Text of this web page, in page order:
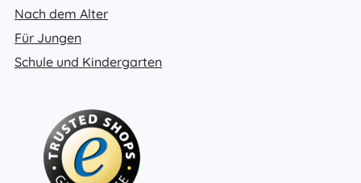
Nach dem Alter
Für Jungen
Schule und Kindergarten